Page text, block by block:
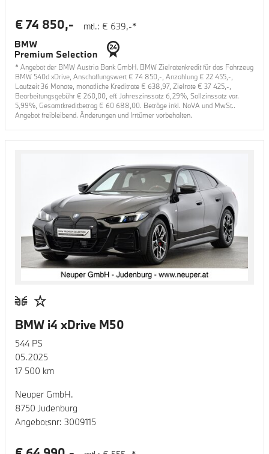
mtl.: € 639,-*
€ 74 850,-
* Angebot der BMW Austria Bank GmbH. BMW Zielratenkredit für das Fahrzeug
BMW 540d xDrive , Anschaffungswert € 74 850 ,-, Anzahlung € 22 455 ,-,
Laufzeit36 Monate, monatliche Kreditrate € 638,97, Zielrate € 37 425 ,-,
Bearbeitungsgebühr € 260,00 , eff. Jahreszinssatz 6,29%, Sollzinssatz var.
5,99%, Gesamtkreditbetrag € 60 688,00. Beträge inkl. NoVA und MwSt..
Angebot freibleibend. Änderungen und Irrtümer vorbehalten.
BMW i4 xDrive M50
544 PS
05.2025
17 500 km
Neuper GmbH.
8750 Judenburg
Angebotsnr: 3009115